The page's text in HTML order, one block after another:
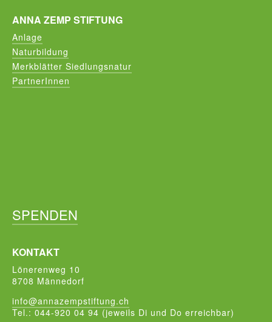
ANNA ZEMP STIFTUNG
Anlage
Naturbildung
Merkblätter Siedlungsnatur
PartnerInnen
SPENDEN
KONTAKT
Lönerenweg 10
8708 Männedorf
info@annazempstiftung.ch
Tel.: 044-920 04 94 (jeweils Di und Do erreichbar)